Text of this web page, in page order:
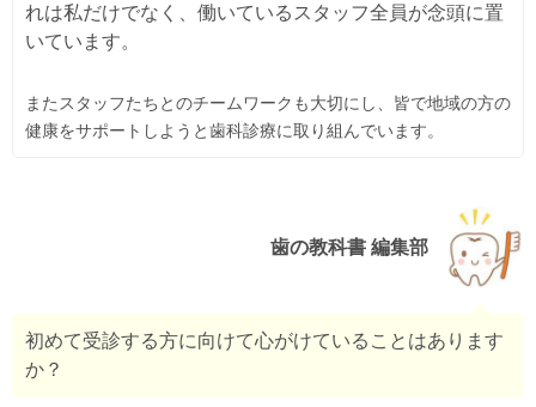
れは私だけでなく、働いているスタッフ全員が念頭に置
いています。
またスタッフたちとのチームワークも大切にし、皆で地域の方の
健康をサポートしようと歯科診療に取り組んでいます。
歯の教科書 編集部
初めて受診する方に向けて心がけていることはあります
か？